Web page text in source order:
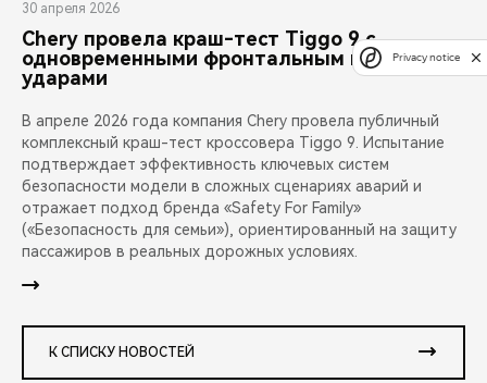
30 апреля 2026
Chery провела краш-тест Tiggo 9 с
одновременными фронтальным и задним
ударами
В апреле 2026 года компания Chery провела публичный
комплексный краш-тест кроссовера Tiggo 9. Испытание
подтверждает эффективность ключевых систем
безопасности модели в сложных сценариях аварий и
отражает подход бренда «Safety For Family»
(«Безопасность для семьи»), ориентированный на защиту
пассажиров в реальных дорожных условиях.
К СПИСКУ НОВОСТЕЙ
Privacy notice